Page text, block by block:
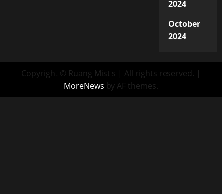
2024
October
2024
Copyright © Ruang Mistis | All rights reserved. |
MoreNews by AF themes.